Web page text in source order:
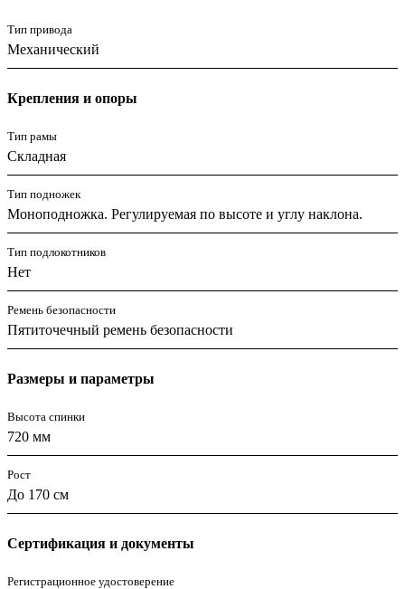
Тип привода
Механический
Крепления и опоры
Тип рамы
Складная
Тип подножек
Моноподножка. Регулируемая по высоте и углу наклона.
Тип подлокотников
Нет
Ремень безопасности
Пятиточечный ремень безопасности
Размеры и параметры
Высота спинки
720 мм
Рост
До 170 см
Сертификация и документы
Регистрационное удостоверение